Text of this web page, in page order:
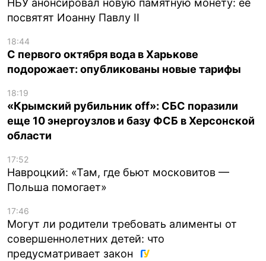
НБУ анонсировал новую памятную монету: ее
посвятят Иоанну Павлу II
18:44
С первого октября вода в Харькове
подорожает: опубликованы новые тарифы
18:19
«Крымский рубильник off»: СБС поразили
еще 10 энергоузлов и базу ФСБ в Херсонской
области
17:52
Навроцкий: «Там, где бьют московитов —
Польша помогает»
17:46
Могут ли родители требовать алименты от
совершеннолетних детей: что
предусматривает закон